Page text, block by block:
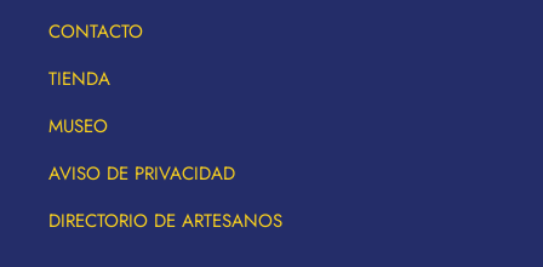
CONTACTO
TIENDA
MUSEO
AVISO DE PRIVACIDAD
DIRECTORIO DE ARTESANOS